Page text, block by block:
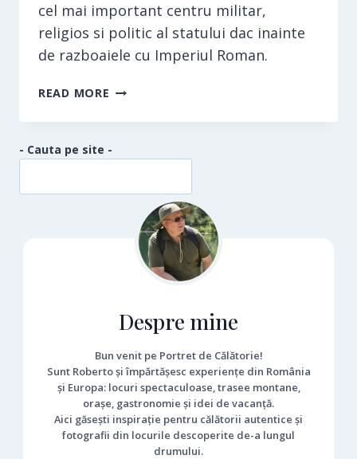
cel mai important centru militar,
religios si politic al statului dac inainte
de razboaiele cu Imperiul Roman.
READ MORE SARMIZEGETUSA
- Cauta pe site -
Despre mine
Bun venit pe Portret de Călătorie!
Sunt Roberto și împărtășesc experiențe din România
și Europa: locuri spectaculoase, trasee montane,
orașe, gastronomie și idei de vacanță.
Aici găsești inspirație pentru călătorii autentice și
fotografii din locurile descoperite de-a lungul
drumului.